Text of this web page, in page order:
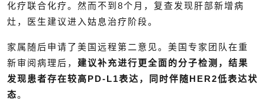
化疗联合化疗。然而不到8个月，复查发现肝部新增病
灶，医生建议进入姑息治疗阶段。
家属随后申请了美国远程第二意见。美国专家团队在重
新审阅病理后， 建议补充进行更全面的分子检测，结果
发现患者存在较高PD-L1表达，同时伴随HER2低表达状
态。